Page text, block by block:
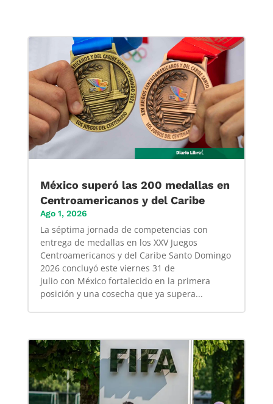
México superó las 200 medallas en
Centroamericanos y del Caribe
Ago 1, 2026
La séptima jornada de competencias con
entrega de medallas en los XXV Juegos
Centroamericanos y del Caribe Santo Domingo
2026 concluyó este viernes 31 de
julio con México fortalecido en la primera
posición y una cosecha que ya supera...